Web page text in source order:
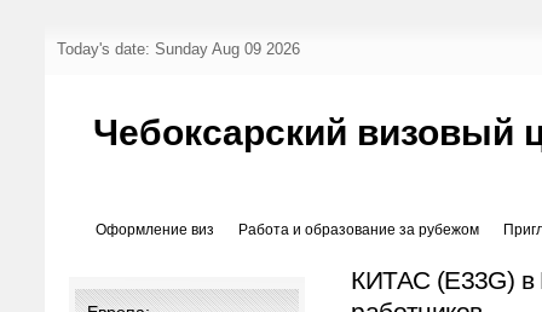
Today's date: Sunday Aug 09 2026
Чебоксарский визовый
Оформление виз Работа и образование за рубежом
КИТАС (E33G) в